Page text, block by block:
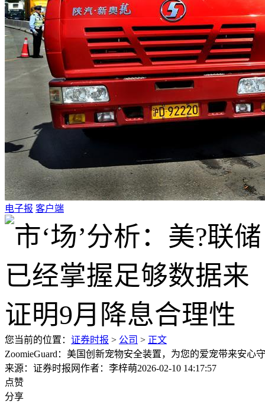
电子报 客户端
您当前的位置： 证券时报 > 公司 > 正文
ZoomieGuard：美国创新宠物安全装置，为您的爱宠带来安心
来源：证券时报网作者：李梓萌2026-02-10 14:17:57
点赞
分享